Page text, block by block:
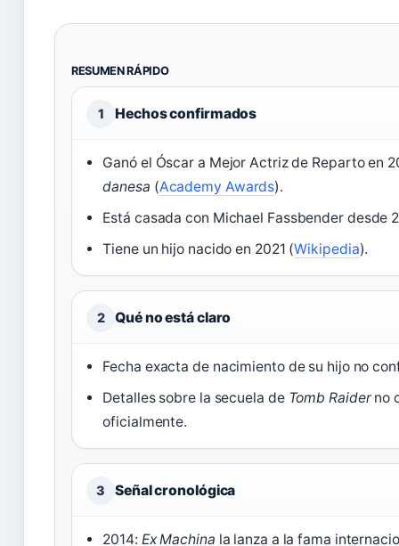
RESUMEN RÁPIDO
1 Hechos confirmados
Ganó el Óscar a Mejor Actriz de Reparto en
danesa (Academy Awards).
Está casada con Michael Fassbender desde
Tiene un hijo nacido en 2021 (Wikipedia).
2 Qué no está claro
Fecha exacta de nacimiento de su hijo no
Detalles sobre la secuela de Tomb Raiderno
oficialmente.
3 Señal cronológica
2014: Ex Machina la lanza a la fama